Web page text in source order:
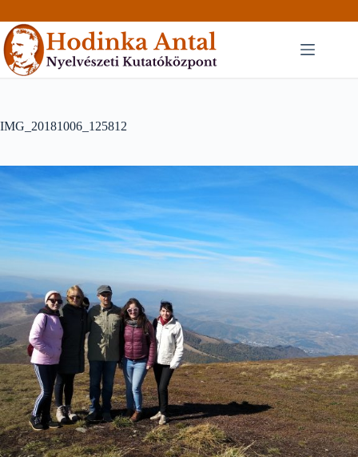
to
content
IMG_20181006_125812